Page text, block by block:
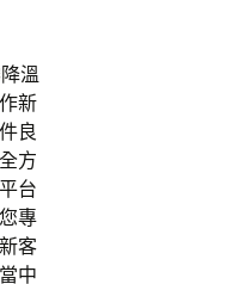
溫
新
良
方
台
專
客
中